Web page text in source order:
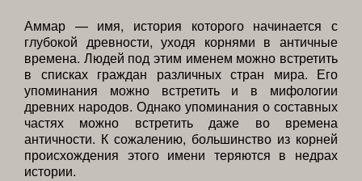
Аммар — имя, история которого начинается с
глубокой древности, уходя корнями в античные
времена. Людей под этим именем можно встретить
в списках граждан различных стран мира. Его
упоминания можно встретить и в мифологии
древних народов. Однако упоминания о составных
частях можно встретить даже во времена
античности. К сожалению, большинство из корней
происхождения этого имени теряются в недрах
истории.